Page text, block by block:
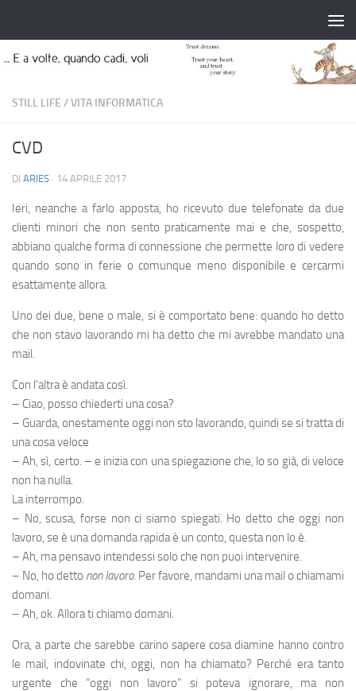
STILL LIFE /VITA INFORMATICA
CVD
DI ARIES · 14 APRILE 2017
Ieri, neanche a farlo apposta, ho ricevuto due telefonate da due
clienti minori che non sento praticamente mai e che, sospetto,
abbiano qualche forma di connessione che permette loro di vedere
quando sono in ferie o comunque meno disponibile e cercarmi
esattamente allora.
Uno dei due, bene o male, si è comportato bene: quando ho detto
che non stavo lavorando mi ha detto che mi avrebbe mandato una
mail.
Con l’altra è andata così.
– Ciao, posso chiederti una cosa?
– Guarda, onestamente oggi non sto lavorando, quindi se si tratta di
una cosa veloce
– Ah, sì, certo. – e inizia con una spiegazione che, lo so già, di veloce
non ha nulla.
La interrompo.
– No, scusa, forse non ci siamo spiegati. Ho detto che oggi non
lavoro, se è una domanda rapida è un conto, questa non lo è.
– Ah, ma pensavo intendessi solo che non puoi intervenire.
– No, ho detto non lavoro. Per favore, mandami una mail o chiamami
domani.
– Ah, ok. Allora ti chiamo domani.
Ora, a parte che sarebbe carino sapere cosa diamine hanno contro
le mail, indovinate chi, oggi, non ha chiamato? Perché era tanto
urgente che “oggi non lavoro” si poteva ignorare, ma non